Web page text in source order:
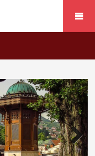
Next